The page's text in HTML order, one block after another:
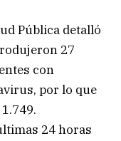
Pública detalló
27
con
por lo que
24 horas